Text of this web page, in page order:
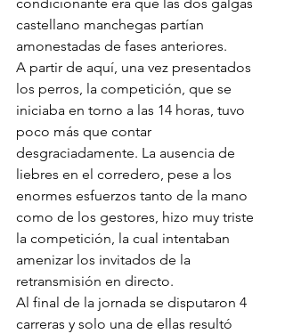
castellano manchegas partían
amonestadas de fases anteriores.
A partir de aquí, una vez presentados
los perros, la competición, que se
iniciaba en torno a las 14 horas, tuvo
poco más que contar
desgraciadamente. La ausencia de
liebres en el corredero, pese a los
enormes esfuerzos tanto de la mano
como de los gestores, hizo muy triste
la competición, la cual intentaban
amenizar los invitados de la
retransmisión en directo.
Al final de la jornada se disputaron 4
carreras y solo una de ellas resultó